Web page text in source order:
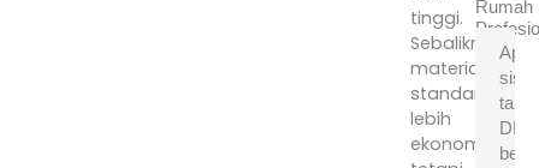
tinggi.
Sebaliknya,
material
standar
lebih
ekonomis,
Rumah
DP